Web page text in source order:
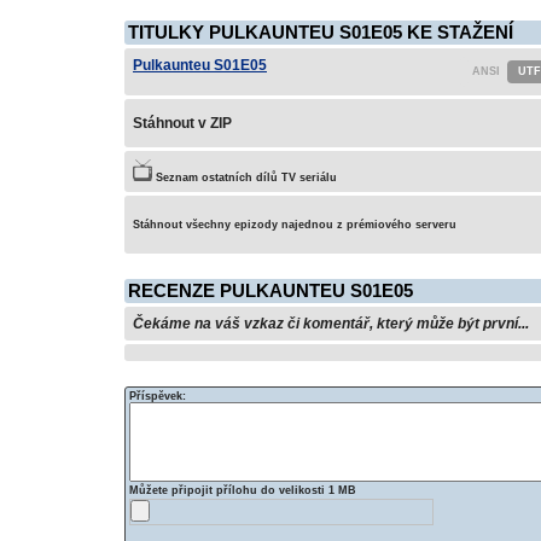
TITULKY PULKAUNTEU S01E05 KE STAŽENÍ
Pulkaunteu S01E05
Stáhnout v ZIP
Seznam ostatních dílů TV seriálu
Stáhnout všechny epizody najednou z prémiového serveru
RECENZE PULKAUNTEU S01E05
Čekáme na váš vzkaz či komentář, který může být první...
Příspěvek:
Můžete připojit přílohu do velikosti 1 MB